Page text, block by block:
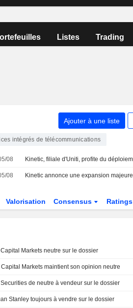
Listes Trading
Ajouter à une liste
intégrés de télécommunications
08
08
Valorisation Consensus Ratings
Markets neutre sur le dossier
Markets maintient son opinion neutre
Securities de neutre à vendeur sur le dossier
Stanley toujours à vendre sur le dossier